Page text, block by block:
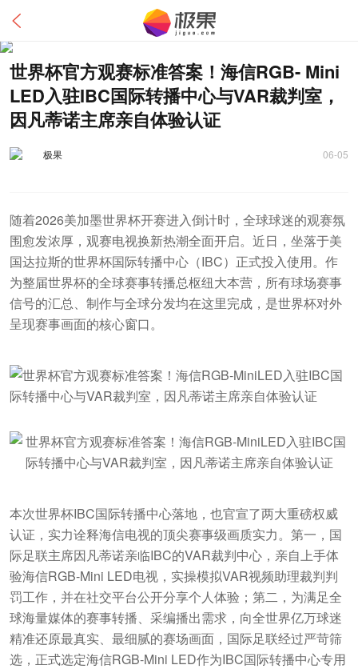
世界杯官方观赛标准答案！海信RGB- Mini
LED入驻IBC国际转播中心与VAR裁判室，
因凡蒂诺主席亲自体验认证
极果 06-05
随着2026美加墨世界杯开赛进入倒计时，全球球迷的观赛氛
围愈发浓厚，观赛电视换新热潮全面开启。近日，坐落于美
国达拉斯的世界杯国际转播中心（IBC）正式投入使用。作
为整届世界杯的全球赛事转播总枢纽大本营，所有球场赛事
信号的汇总、制作与全球分发均在这里完成，是世界杯对外
呈现赛事画面的核心窗口。
本次世界杯IBC国际转播中心落地，也官宣了两大重磅权威
认证，实力诠释海信电视的顶尖赛事级画质实力。第一，国
际足联主席因凡蒂诺亲临IBC的VAR裁判中心，亲自上手体
验海信RGB-Mini LED电视，实操模拟VAR视频助理裁判判
罚工作，并在社交平台公开分享个人体验；第二，为满足全
球海量媒体的赛事转播、采编播出需求，向全世界亿万球迷
精准还原最真实、最细腻的赛场画面，国际足联经过严苛筛
选，正式选定海信RGB-Mini LED作为IBC国际转播中心专用